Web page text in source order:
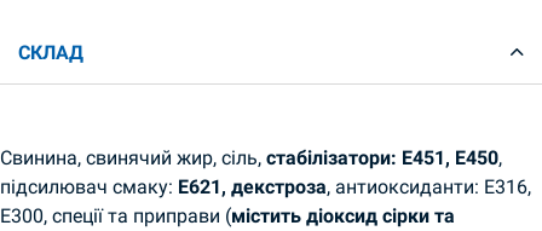
СКЛАД
Свинина, свинячий жир, сіль, стабілізатори: E451, E450,
підсилювач смаку: E621, декстроза, антиоксиданти: E316,
E300, спеції та приправи (містить діоксид сірки та